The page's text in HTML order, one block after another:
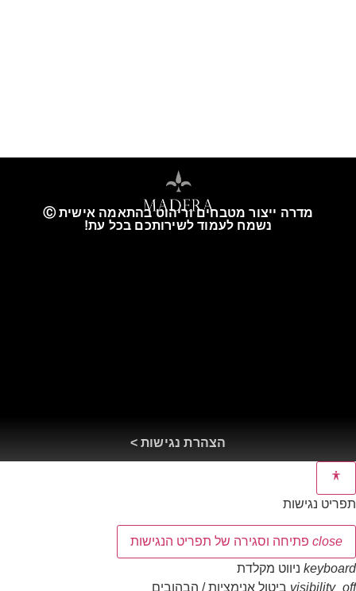
מדרה ייצור מטבחים וריהוט בהתאמה אישית Ⓒ
נשמח לעמוד לשירותכם בכל עת!
הצהרת נגישות >
תפריט נגישות
close פתיחה וסגירה של תפריט הנגישות
keyboard ניווט מקלדת
visibility_off ביטול אנימציות / הבהובים